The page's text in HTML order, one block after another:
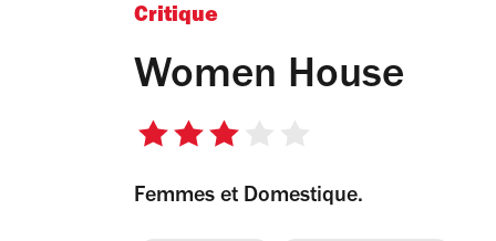
Critique
Women House
3
5
Femmes et Domestique.